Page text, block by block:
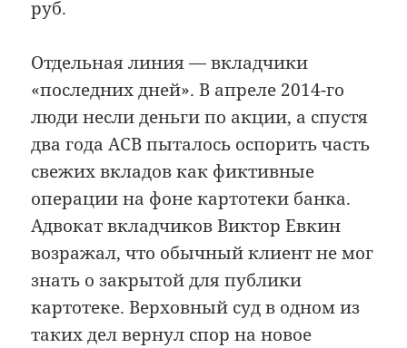
руб.
Отдельная линия — вкладчики
«последних дней». В апреле 2014-го
люди несли деньги по акции, а спустя
два года АСВ пыталось оспорить часть
свежих вкладов как фиктивные
операции на фоне картотеки банка.
Адвокат вкладчиков Виктор Евкин
возражал, что обычный клиент не мог
знать о закрытой для публики
картотеке. Верховный суд в одном из
таких дел вернул спор на новое